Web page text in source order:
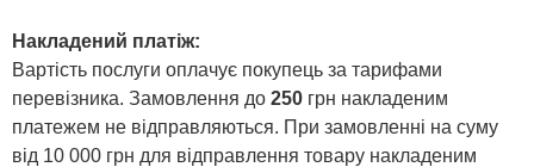
Накладений платіж:
Вартість послуги оплачує покупець за тарифами
перевізника. Замовлення до 250 грн накладеним
платежем не відправляються. При замовленні на суму
від 10 000 грн для відправлення товару накладеним